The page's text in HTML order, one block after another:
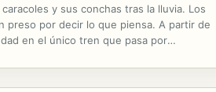
y sus conchas tras la lluvia. Los
preso por decir lo que piensa. A partir de
en el único tren que pasa por